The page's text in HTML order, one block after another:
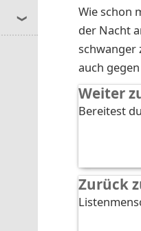
Wie schon
der Nacht
schwanger
auch
Weiter
Bereitest
Zurück